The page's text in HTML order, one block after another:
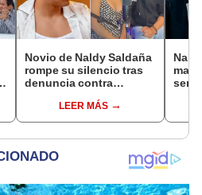
Novio de Naldy Saldaña
rompe su silencio tras
denuncia contra
Luz: "Tiene todo mi
apoyo"
LEER MÁS